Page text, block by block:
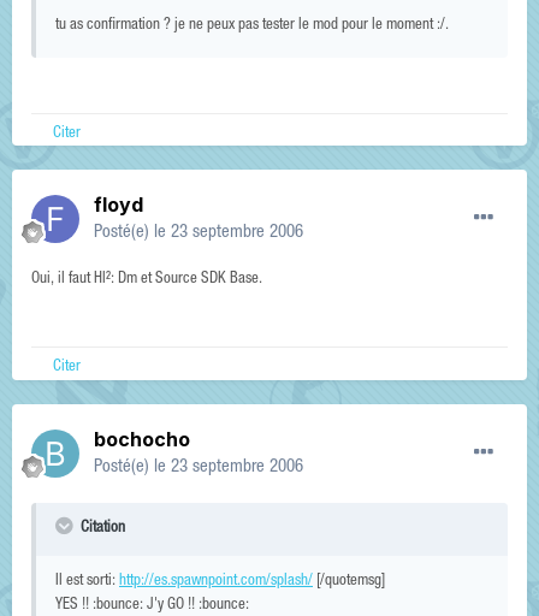
tu as confirmation ? je ne peux pas tester le mod pour le moment :/.
Citer
floyd
Posté(e) le 23 septembre 2006
Oui, il faut Hl²: Dm et Source SDK Base.
Citer
bochocho
Posté(e) le 23 septembre 2006
Citation
Il est sorti: http://es.spawnpoint.com/splash/ [/quotemsg]
YES !! :bounce: J'y GO !! :bounce: